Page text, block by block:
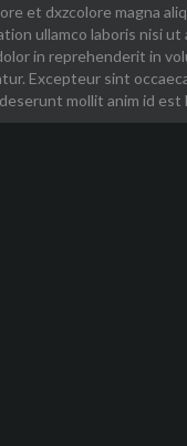
et dxzcolore magna
ullamco laboris nisi ut
in reprehenderit in
Excepteur sint
mollit anim id est